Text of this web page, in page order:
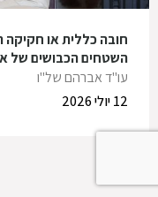
חובה כללית או חקיקה
השטחים הכבושים של
עו"ד אברהם של"ו
12 יולי 2026